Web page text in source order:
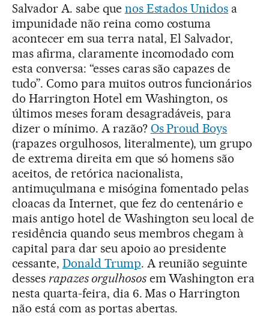
Salvador A. sabe que nos Estados Unidos a
impunidade não reina como costuma
acontecer em sua terra natal, El Salvador,
mas afirma, claramente incomodado com
esta conversa: “esses caras são capazes de
tudo”. Como para muitos outros funcionários
do Harrington Hotel em Washington, os
últimos meses foram desagradáveis, para
dizer o mínimo. A razão? Os Proud Boys
(rapazes orgulhosos, literalmente), um grupo
de extrema direita em que só homens são
aceitos, de retórica nacionalista,
antimuçulmana e misógina fomentado pelas
cloacas da Internet, que fez do centenário e
mais antigo hotel de Washington seu local de
residência quando seus membros chegam à
capital para dar seu apoio ao presidente
cessante, Donald Trump. A reunião seguinte
desses rapazes orgulhososem Washington era
nesta quarta-feira, dia 6. Mas o Harrington
não está com as portas abertas.